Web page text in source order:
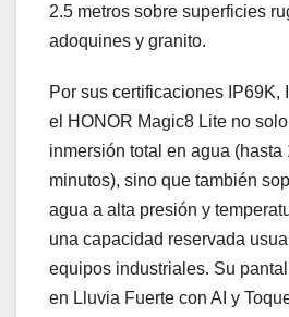
2.5 metros sobre superficies
adoquines y granito.
Por sus certificaciones IP69K,
el HONOR Magic8 Lite no
inmersión total en agua (hasta
minutos), sino que también
agua a alta presión y
una capacidad reservada
equipos industriales. Su
en Lluvia Fuerte con AI y